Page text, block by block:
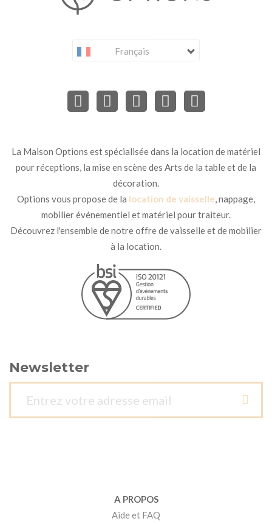
Français
La Maison Options est spécialisée dans la location de matériel
pour réceptions, la mise en scène des Arts de la table et de la
décoration.
Options vous propose de la location de vaisselle, nappage,
mobilier événementiel et matériel pour traiteur.
Découvrez l'ensemble de notre offre de vaisselle et de mobilier
à la location.
Newsletter
A PROPOS
Aide et FAQ